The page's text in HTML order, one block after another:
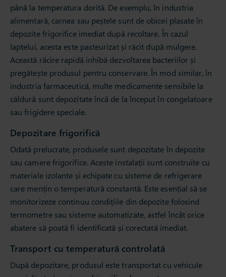
până la temperatura dorită. De exemplu, în industria
alimentară, carnea sau peștele sunt de obicei plasate în
depozite frigorifice imediat după recoltare. În cazul
laptelui, acesta este pasteurizat și răcit după mulgere.
Această răcire rapidă inhibă dezvoltarea bacteriilor și
pregătește produsul pentru conservare. În mod similar, în
industria farmaceutică, multe medicamente sensibile la
căldură sunt depozitate încă de la început în congelatoare
sau frigidere speciale.
Depozitare frigorifică
Odată prelucrate, produsele sunt depozitate în depozite
sau camere frigorifice. Aceste instalații sunt construite cu
materiale izolante și echipate cu sisteme de refrigerare
care mențin o temperatură constantă. Este esențial să se
monitorizeze continuu condițiile din depozite folosind
termometre sau sisteme automatizate, astfel încât orice
abatere să poată fi identificată și corectată imediat.
Transport cu temperatură controlată
După depozitare, produsul este transportat cu vehicule